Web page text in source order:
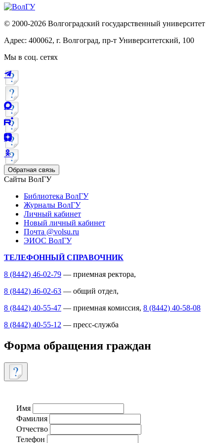
© 2000-2026 Волгоградский государственный университет
Адрес: 400062, г. Волгоград, пр-т Университетский, 100
Мы в соц. сетях
Обратная связь
Сайты ВолГУ
Библиотека ВолГУ
Журналы ВолГУ
Личный кабинет
Новый личный кабинет
Почта @volsu.ru
ЭИОС ВолГУ
ТЕЛЕФОННЫЙ СПРАВОЧНИК
8 (8442) 46-02-79 — приемная ректора,
8 (8442) 46-02-63 — общий отдел,
8 (8442) 40-55-47 — приемная комиссия, 8 (8442) 40-58-08
8 (8442) 40-55-12 — пресс-служба
Форма обращения граждан
Имя
Фамилия
Отчество
Телефон